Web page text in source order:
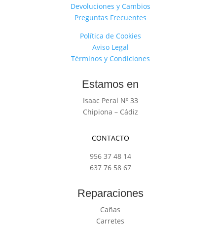
Devoluciones y Cambios
Preguntas Frecuentes
Política de Cookies
Aviso Legal
Términos y Condiciones
Estamos en
Isaac Peral Nº 33
Chipiona – Cádiz
CONTACTO
956 37 48 14
637 76 58 67
Reparaciones
Cañas
Carretes